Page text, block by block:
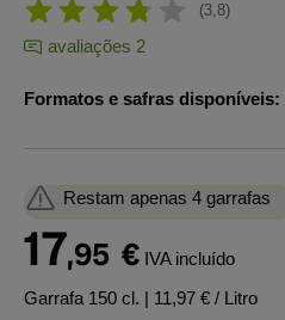
3,8
avaliações 2
Formatos e safras disponíveis:
Restam apenas 4 garrafas
17,95 € IVA incluído
Garrafa 150 cl. | 11,97 € / Litro